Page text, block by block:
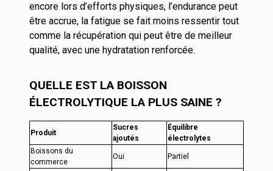
encore lors d’efforts physiques, l’endurance peut
être accrue, la fatigue se fait moins ressentir tout
comme la récupération qui peut être de meilleur
qualité, avec une hydratation renforcée.
QUELLE EST LA BOISSON
ÉLECTROLYTIQUE LA PLUS SAINE ?
Produit
Sucres
ajoutés
Équilibre
électrolytes
Boissons du
commerce
Oui Partiel